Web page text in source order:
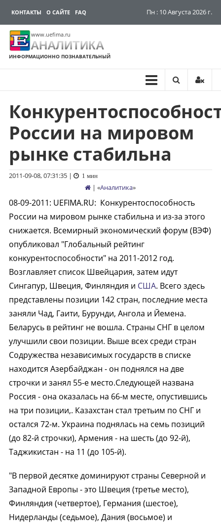
КОНТАКТЫ О САЙТЕ FAQ Пн : 10 Августа 2026 г.
www.uefima.ru
АНАЛИТИКА
ИНФОРМАЦИОННО ПОЗНАВАТЕЛЬНЫЙ
Перейти
содержимому
России на мировом
рынке стабильна
2011-09-08, 07:31:35| 1 мин
| «Аналитика»
08-09-2011: UEFIMA.RU: Конкурентоспособность
России на мировом рынке стабильна и из-за этого
снижается. Всемирный экономический форум (ВЭФ)
опубликовал "Глобальный рейтинг
конкурентоспособности" на 2011-2012 год.
Возглавляет список Швейцария, затем идут
Сингапур, Швеция, Финляндия и США. Всего здесь
представлены позиции 142 стран, последние места
заняли Чад, Гаити, Бурунди, Ангола и Йемена.
Беларусь в рейтинг не вошла. Страны СНГ в целом
улучшили свои позиции. Выше всех среди стран
Содружества независимых государств в списке
находится Азербайджан - он поднялся на две
строчки и занял 55-е место.Следующей названа
Россия - она оказалась на 66-м месте, опустившись
на три позиции,. Казахстан стал третьим по СНГ и
остался 72-м. Украина поднялась на семь позиций
(до 82-й строчки), Армения - на шесть (до 92-й),
Таджикистан - на 11 (до 105-й).
"В первой десятке доминируют страны Северной и
Западной Европы - это Швеция (третье место),
Финляндия (четвертое), Германия (шестое),
Нидерланды (седьмое), Дания (восьмое) и